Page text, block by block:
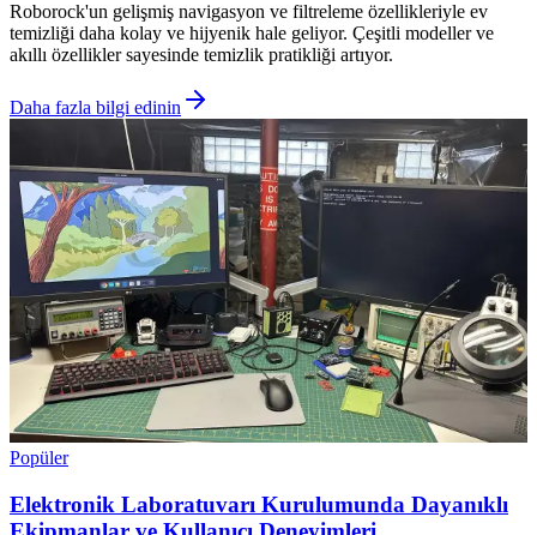
Roborock'un gelişmiş navigasyon ve filtreleme özellikleriyle ev
temizliği daha kolay ve hijyenik hale geliyor. Çeşitli modeller ve
akıllı özellikler sayesinde temizlik pratikliği artıyor.
Daha fazla bilgi edinin
Popüler
Elektronik Laboratuvarı Kurulumunda Dayanıklı